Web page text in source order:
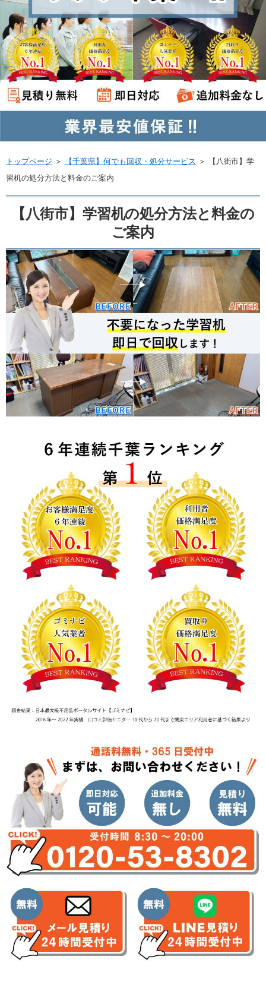
トップページ ＞ 【千葉県】何でも回収・処分サービス ＞
【八街市】学
習机の処分方法と料金のご案内
【八街市】学習机の処分方法と料金の
ご案内